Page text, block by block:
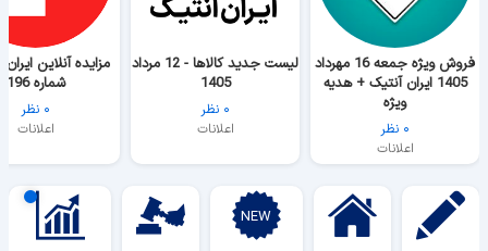
فروش ویژه جمعه 16 مهرداد
1405 ایران آنتیک + هدیه
ویژه
۰ نظر
اعلانات
لیست جدید کالاها - 12 مرداد
1405
۰ نظر
اعلانات
مزایده آنلاین
شماره 196
۰ نظر
اعلانات